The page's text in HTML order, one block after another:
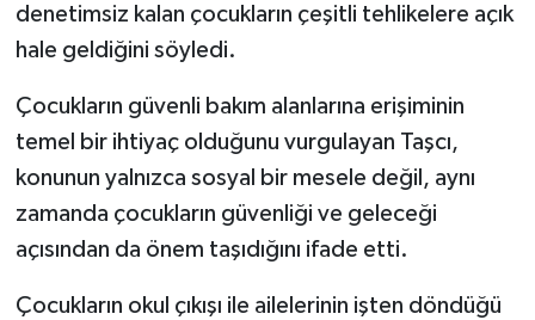
denetimsiz kalan çocukların çeşitli tehlikelere açık
hale geldiğini söyledi.
Çocukların güvenli bakım alanlarına erişiminin
temel bir ihtiyaç olduğunu vurgulayan Taşcı,
konunun yalnızca sosyal bir mesele değil, aynı
zamanda çocukların güvenliği ve geleceği
açısından da önem taşıdığını ifade etti.
Çocukların okul çıkışı ile ailelerinin işten döndüğü